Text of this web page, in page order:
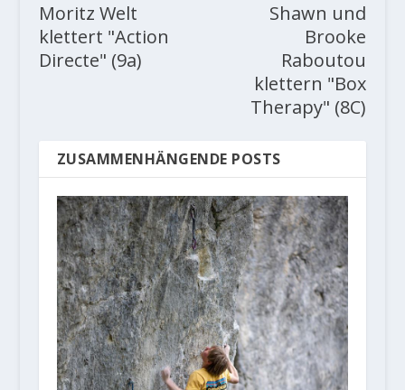
Moritz Welt
klettert "Action
Directe" (9a)
Shawn und
Brooke
Raboutou
klettern "Box
Therapy" (8C)
ZUSAMMENHÄNGENDE POSTS